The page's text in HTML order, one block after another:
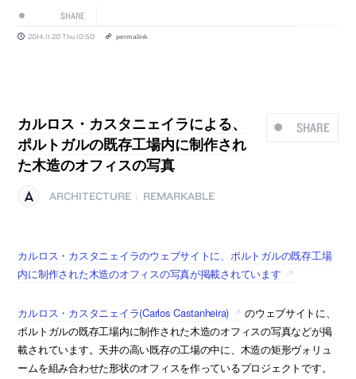
SHARE
2014.11.20 Thu 10:50 permalink
SHARE
カルロス・カスタニェイラによる、
ポルトガルの既存工場内に制作され
た木造のオフィスの写真
ARCHITECTURE REMARKABLE
カルロス・カスタニェイラのウェブサイトに、ポルトガルの既存工場
内に制作された木造のオフィスの写真が掲載されています
カルロス・カスタニェイラ(Carlos Castanheira)
のウェブサイトに、
ポルトガルの既存工場内に制作された木造のオフィスの写真などが掲
載されています。天井の高い既存の工場の中に、木造の矩形ヴォリュ
ームを組み合わせた形状のオフィスを作っているプロジェクトです。